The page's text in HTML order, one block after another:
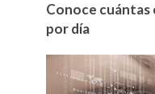
Conoce cuántas
por día